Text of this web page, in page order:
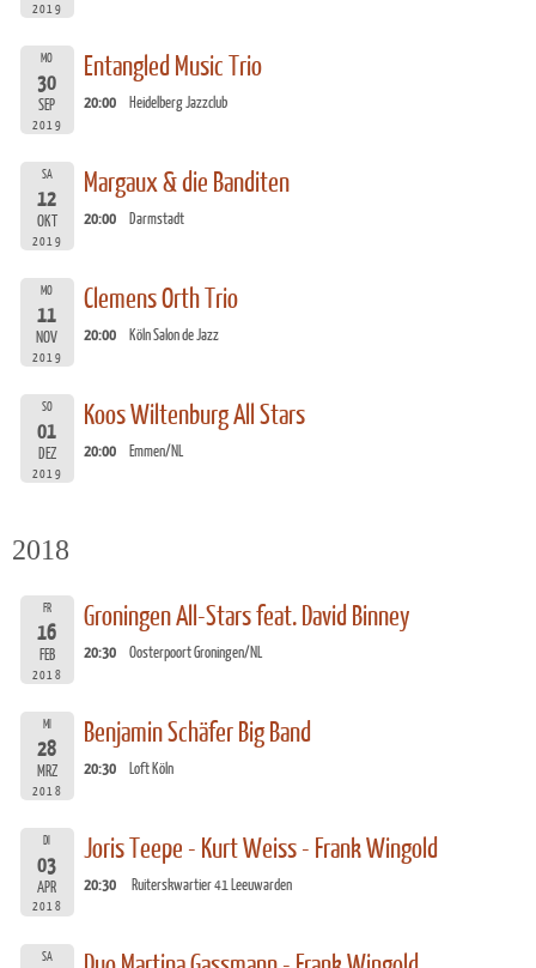
2019
MO
30
SEP
2019
Entangled Music Trio
20:00 Heidelberg Jazzclub
SA
12
OKT
2019
Margaux & die Banditen
20:00 Darmstadt
MO
11
NOV
2019
Clemens Orth Trio
20:00 Köln Salon de Jazz
SO
01
DEZ
2019
Koos Wiltenburg All Stars
20:00 Emmen/NL
2018
FR
16
FEB
2018
Groningen All-Stars feat. David Binney
20:30 Oosterpoort Groningen/NL
MI
28
MRZ
2018
Benjamin Schäfer Big Band
20:30 Loft Köln
DI
03
APR
2018
Joris Teepe - Kurt Weiss - Frank Wingold
20:30 Ruiterskwartier 41 Leeuwarden
SA